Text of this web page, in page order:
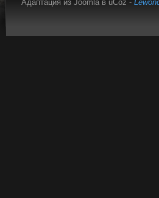
Адаптация из Joomla в uCoz -